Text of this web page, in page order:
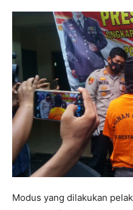
Modus yang dilakukan